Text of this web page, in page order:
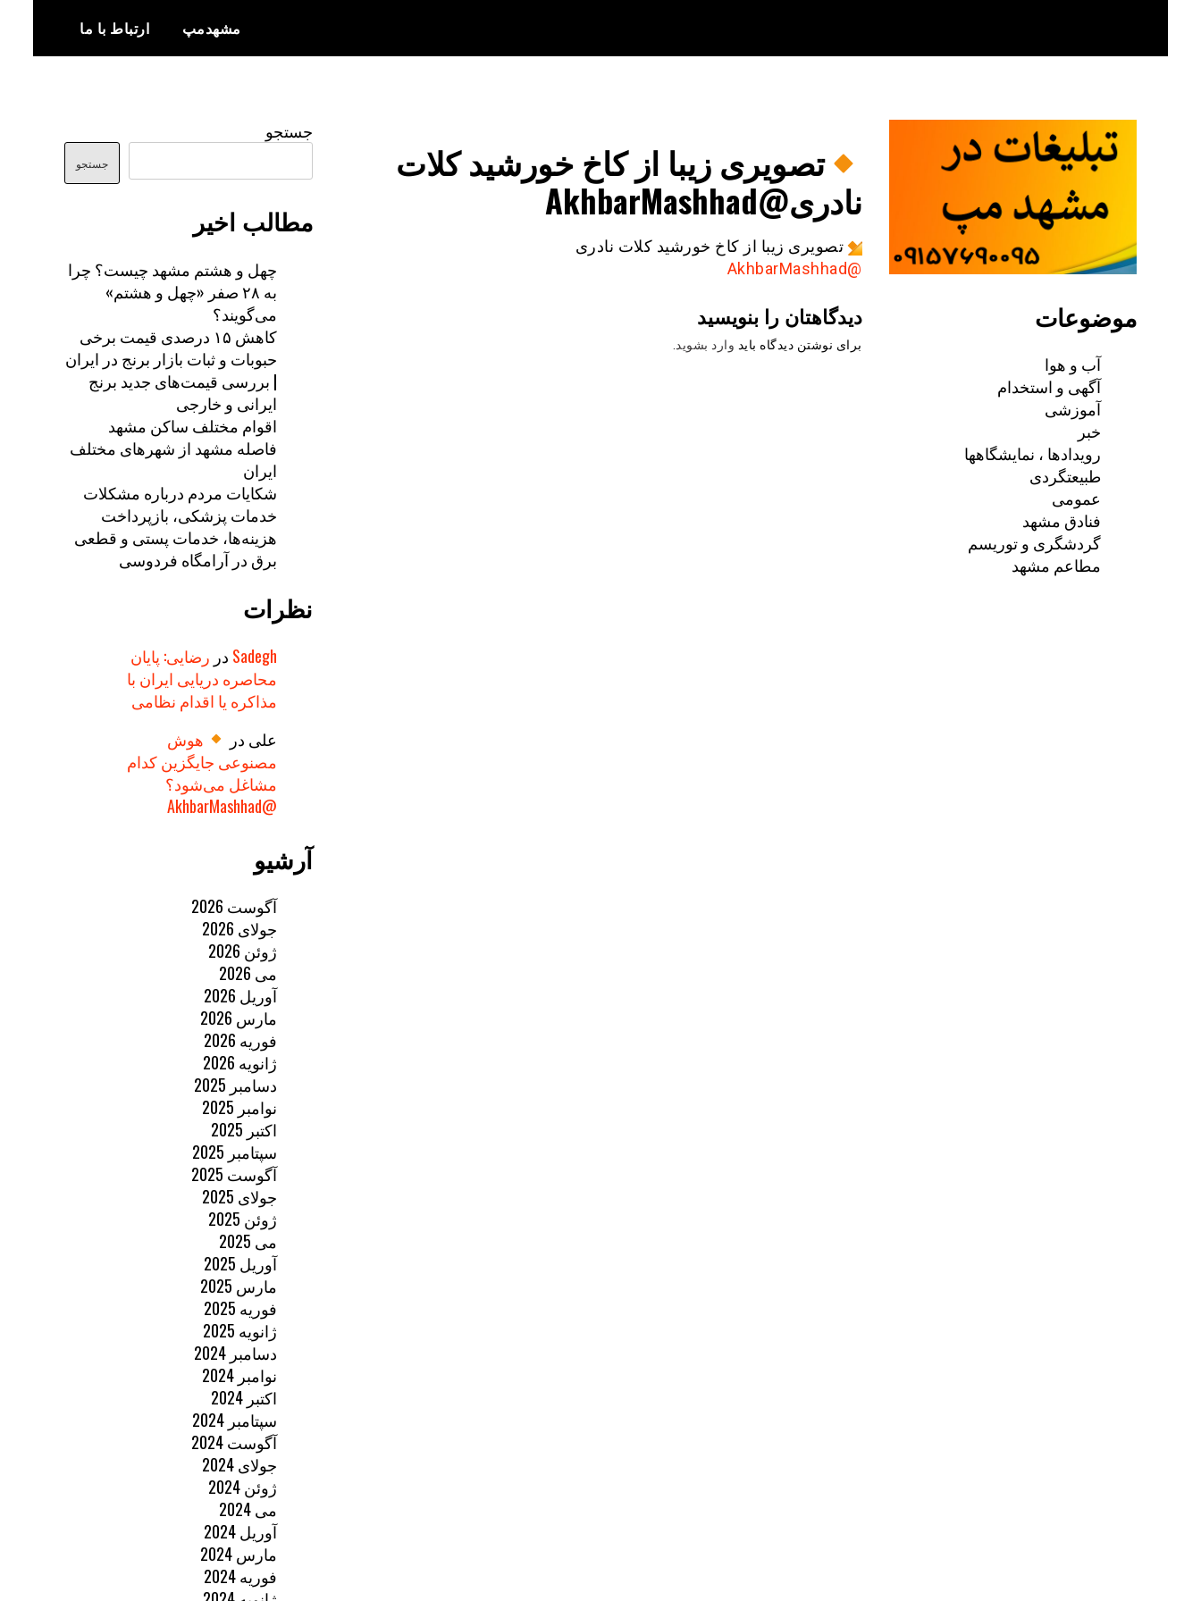
content
مشهدمپ ارتباط با ما
تصویری زیبا از کاخ خورشید کلات
نادری@AkhbarMashhad
تصویری زیبا از کاخ خورشید کلات نادری
@AkhbarMashhad
دیدگاهتان را بنویسید
برای نوشتن دیدگاه باید وارد بشوید
جستجو
جستجو
مطالب اخیر
چهل و هشتم مشهد چیست؟ چرا
به ۲۸ صفر «چهل و هشتم»
می‌گویند؟
کاهش ۱۵ درصدی قیمت برخی
حبوبات و ثبات بازار برنج در ایران
| بررسی قیمت‌های جدید برنج
ایرانی و خارجی
اقوام مختلف ساکن مشهد
فاصله مشهد از شهرهای مختلف
ایران
شکایات مردم درباره مشکلات
خدمات پزشکی، بازپرداخت
هزینه‌ها، خدمات پستی و قطعی
برق در آرامگاه فردوسی
نظرات
Sadegh در رضایی: پایان
محاصره دریایی ایران با
مذاکره یا اقدام نظامی
علی در
هوش
مصنوعی جایگزین کدام
مشاغل می‌شود؟
@AkhbarMashhad
آرشیو
آگوست 2026
جولای 2026
ژوئن 2026
می 2026
آوریل 2026
مارس 2026
فوریه 2026
ژانویه 2026
دسامبر 2025
نوامبر 2025
اکتبر 2025
سپتامبر 2025
آگوست 2025
جولای 2025
ژوئن 2025
می 2025
آوریل 2025
مارس 2025
فوریه 2025
ژانویه 2025
دسامبر 2024
نوامبر 2024
اکتبر 2024
سپتامبر 2024
آگوست 2024
جولای 2024
ژوئن 2024
می 2024
آوریل 2024
مارس 2024
فوریه 2024
موضوعات
آب و هوا
آگهی و استخدام
آموزشی
خبر
رویدادها ، نمایشگاهها
طبیعتگردی
عمومی
فنادق مشهد
گردشگری و توریسم
مطاعم مشهد